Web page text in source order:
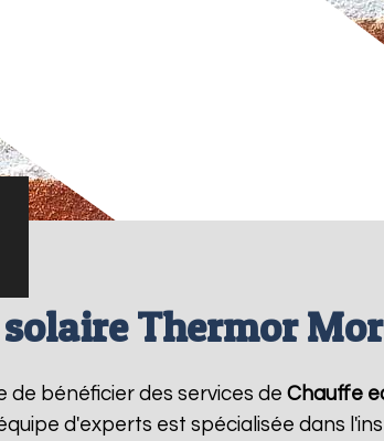
Thermor
de bénéficier des services de Chauffe
d'experts est spécialisée dans